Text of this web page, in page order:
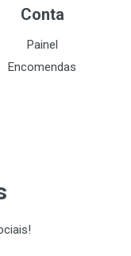
Conta
Painel
Encomendas